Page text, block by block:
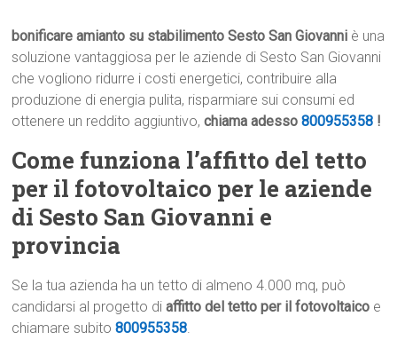
bonificare amianto su stabilimento Sesto San Giovanni è una
soluzione vantaggiosa per le aziende di Sesto San Giovanni
che vogliono ridurre i costi energetici, contribuire alla
produzione di energia pulita, risparmiare sui consumi ed
ottenere un reddito aggiuntivo,chiama adesso800955358 !
Come funziona l’affitto del tetto
per il fotovoltaico per le aziende
di Sesto San Giovanni e
provincia
Se la tua azienda ha un tetto di almeno 4.000 mq, può
candidarsi al progetto diaffitto del tetto per il fotovoltaico e
chiamare subito800955358.